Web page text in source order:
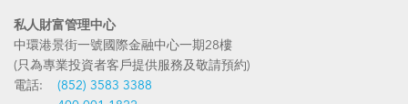
私人財富管理中心
中環港景街一號國際金融中心一期28樓
(只為專業投資者客戶提供服務及敬請預約)
電話: (852) 3583 3388